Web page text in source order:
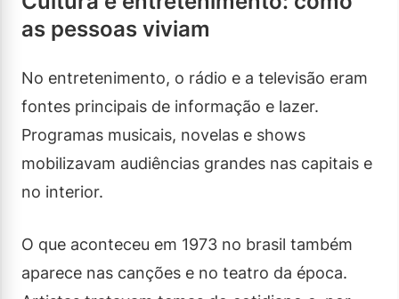
as pessoas viviam
No entretenimento, o rádio e a televisão eram
fontes principais de informação e lazer.
Programas musicais, novelas e shows
mobilizavam audiências grandes nas capitais e
no interior.
O que aconteceu em 1973 no brasil também
aparece nas canções e no teatro da época.